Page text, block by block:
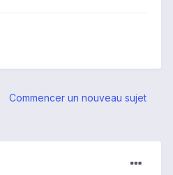
Commencer un nouveau sujet